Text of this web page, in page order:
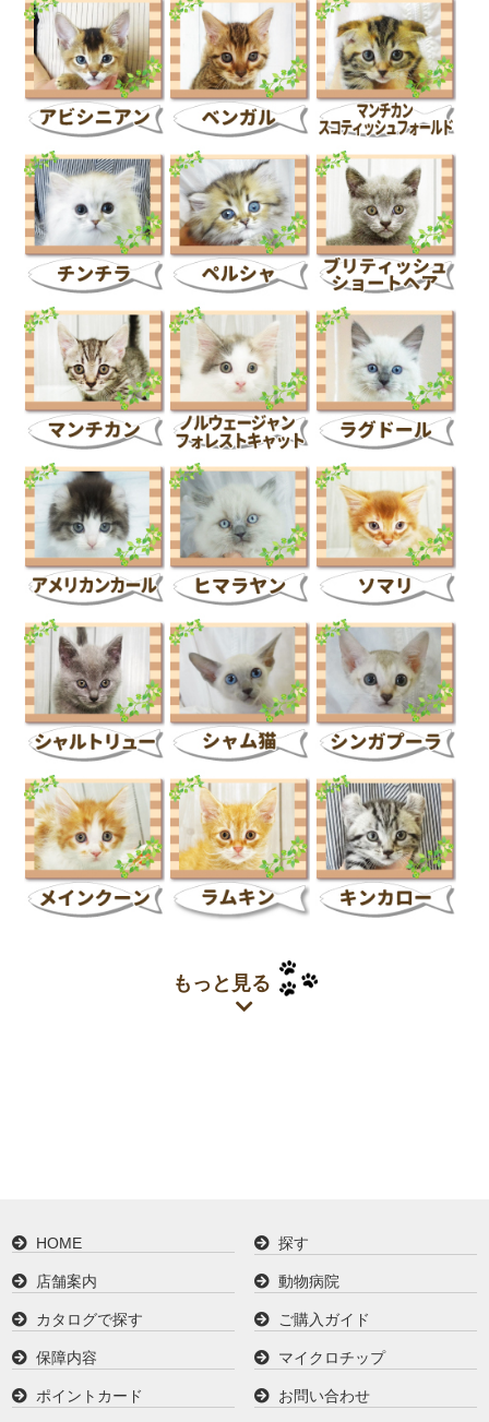
もっと見る
HOME 探す
店舗案内 動物病院
カタログで探す ご購入ガイド
保障内容 マイクロチップ
ポイントカード お問い合わせ